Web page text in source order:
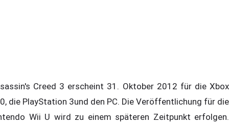
Creed 3 erscheint 31. Oktober 2012 für die Xbox
die PlayStation 3und den PC. Die Veröffentlichung für die
Wii U wird zu einem späteren Zeitpunkt erfolgen.